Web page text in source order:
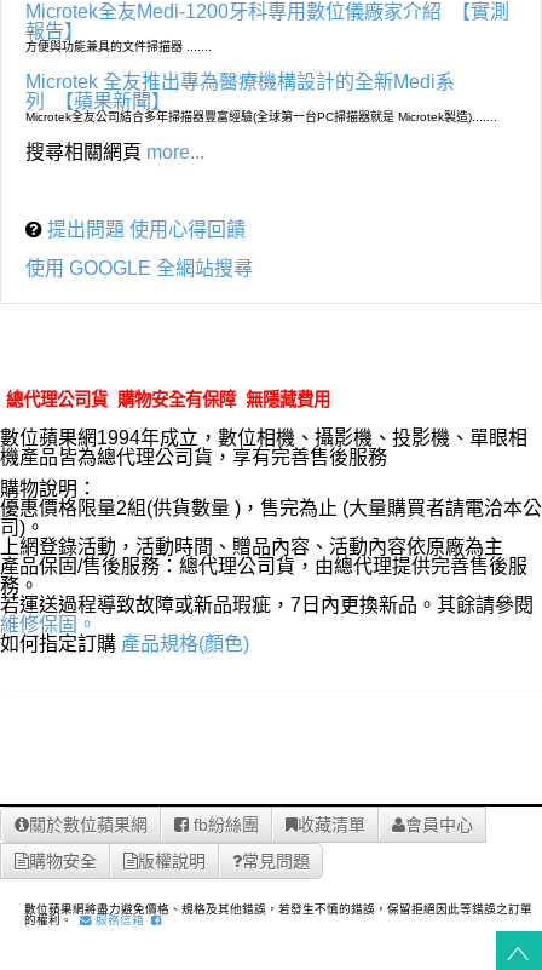
Microtek全友Medi-1200牙科專用數位儀廠家介紹
【實測
報告】
方便與功能兼具的文件掃描器 .......
Microtek 全友推出專為醫療機構設計的全新Medi系
列
【蘋果新聞】
Microtek全友公司結合多年掃描器豐富經驗(全球第一台PC掃描器就是 Microtek製造).......
搜尋相關網頁 more...
提出問題 使用心得回饋
使用 GOOGLE 全網站搜尋
總代理公司貨 購物安全有保障 無隱藏費用
數位蘋果網1994年成立，數位相機、攝影機、投影機、單眼相
機產品皆為總代理公司貨，享有完善售後服務
購物說明：
優惠價格限量2組(供貨數量 )，售完為止 (大量購買者請電洽本公
司)。
上網登錄活動，活動時間、贈品內容、活動內容依原廠為主
產品保固/售後服務：總代理公司貨，由總代理提供完善售後服
務。
若運送過程導致故障或新品瑕疵，7日內更換新品。其餘請參閱
維修保固。
如何指定訂購 產品規格(顏色)
關於數位蘋果網 fb紛絲團 收藏清單
會員中心
購物安全
版權說明 常見問題
數位蘋果網將盡力避免價格、規格及其他錯誤，若發生不慎的錯誤，保留拒絕因此等錯誤之訂單
的權利。
服務信箱